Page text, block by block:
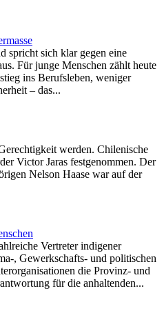
spricht sich klar gegen eine
Für junge Menschen zählt heute
ins Berufsleben, weniger
– das...
werden. Chilenische
Victor Jaras festgenommen. Der
Nelson Haase war auf der
Vertreter indigener
, Gewerkschafts- und politischen
die Provinz- und
für die anhaltenden...